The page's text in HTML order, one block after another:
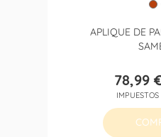
APLIQUE DE
78,99